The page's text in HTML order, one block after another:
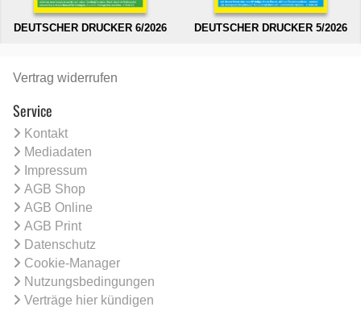
DEUTSCHER DRUCKER 6/2026 DEUTSCHER DRUCKER 5/2026
Vertrag widerrufen
Service
Kontakt
Mediadaten
Impressum
AGB Shop
AGB Online
AGB Print
Datenschutz
Cookie-Manager
Nutzungsbedingungen
Verträge hier kündigen